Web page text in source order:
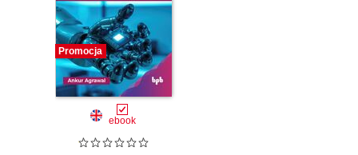
Promocja
ebook